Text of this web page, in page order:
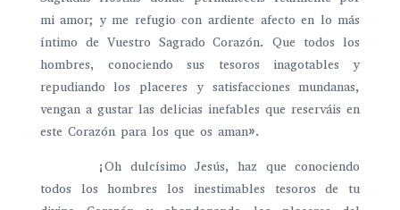
mi amor; y me refugio con ardiente afecto en lo más
íntimo de Vuestro Sagrado Corazón. Que todos los
hombres, conociendo sus tesoros inagotables y
repudiando los placeres y satisfacciones mundanas,
vengan a gustar las delicias inefables que reserváis en
este Corazón para los que os aman».
¡Oh dulcísimo Jesús, haz que conociendo
todos los hombres los inestimables tesoros de tu